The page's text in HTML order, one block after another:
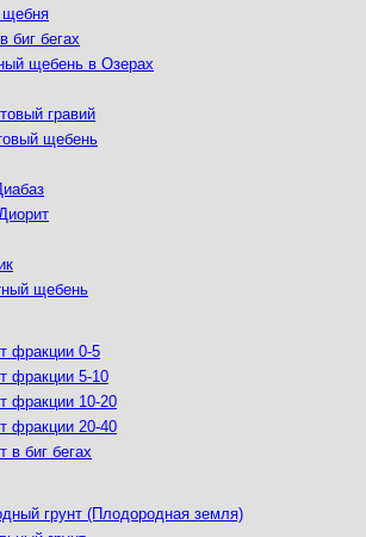
биг бегах
щебень в Озерах
гравий
щебень
щебень
фракции 0-5
фракции 5-10
фракции 10-20
фракции 20-40
в биг бегах
грунт (Плодородная земля)